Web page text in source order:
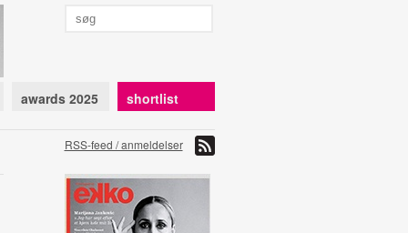
awards 2025 shortlist
RSS-feed / anmeldelser